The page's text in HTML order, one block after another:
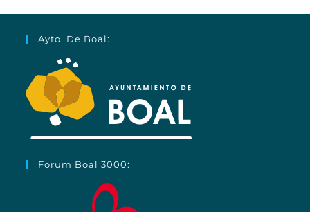
Ayto. De Boal:
Forum Boal 3000: